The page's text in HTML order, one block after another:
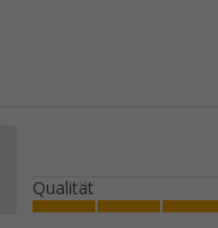
Qualität